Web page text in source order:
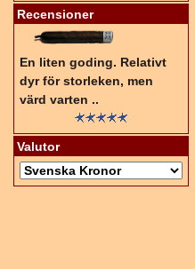
Recensioner
En liten goding. Relativt
dyr för storleken, men
värd varten ..
Valutor